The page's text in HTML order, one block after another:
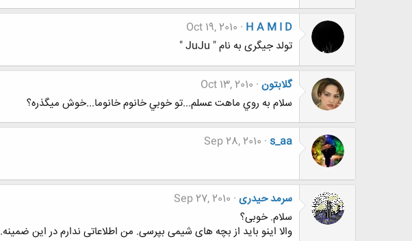
H A M I D
Oct 19, 2010
تولد جیگری به نام " JuJu "
گلابتون Oct 13, 2010
سلام به روي ماهت عسلم...تو خوبي خانوم خانوما...خوش ميگذره؟
s_aa
Sep 28, 2010
سرمد حیدری Sep 27, 2010
سلام. خوبی؟
والا اینو باید از بچه های شیمی بپرسی. من اطلاعاتی ندارم در این ضمینه.